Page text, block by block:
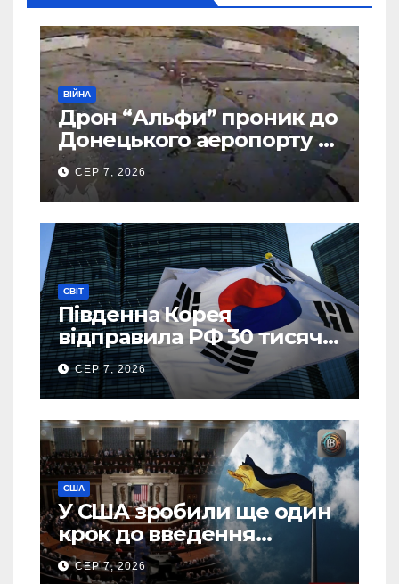
ВІЙНА
Дрон “Альфи” проник до
Донецького аеропорту та
спалив “Шахед” ще до
запуску
СЕР 7, 2026
СВІТ
Південна Корея
відправила РФ 30 тисяч
тонн авіапалива
СЕР 7, 2026
США
У США зробили ще один
крок до введення
“пекельних санкцій”
проти Росії
СЕР 7, 2026